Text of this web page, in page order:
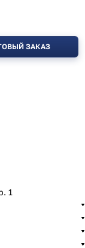
ЗАКАЗ
1